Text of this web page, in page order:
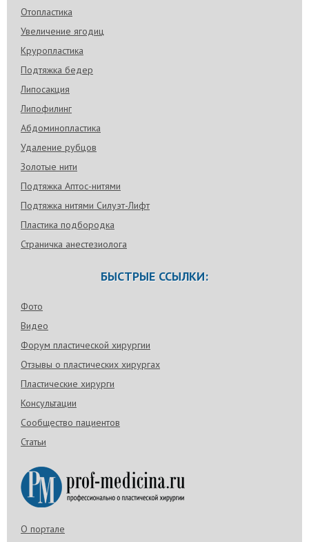
Отопластика
Увеличение ягодиц
Круропластика
Подтяжка бедер
Липосакция
Липофилинг
Абдоминопластика
Удаление рубцов
Золотые нити
Подтяжка Аптос-нитями
Подтяжка нитями Силуэт-Лифт
Пластика подбородка
Страничка анестезиолога
БЫСТРЫЕ ССЫЛКИ:
Фото
Видео
Форум пластической хирургии
Отзывы о пластических хирургах
Пластические хирурги
Консультации
Сообщество пациентов
Статьи
О портале